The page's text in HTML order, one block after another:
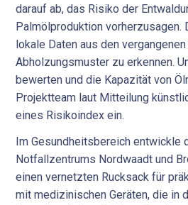
darauf ab, das Risiko der
Palmölproduktion vorherzusagen.
lokale Daten aus den
Abholzungsmuster zu erkennen.
bewerten und die Kapazität von
Projektteam laut Mitteilung
eines Risikoindex ein.
Im Gesundheitsbereich entwickle
Notfallzentrums Nordwaadt und
einen vernetzten Rucksack für
mit medizinischen Geräten, die